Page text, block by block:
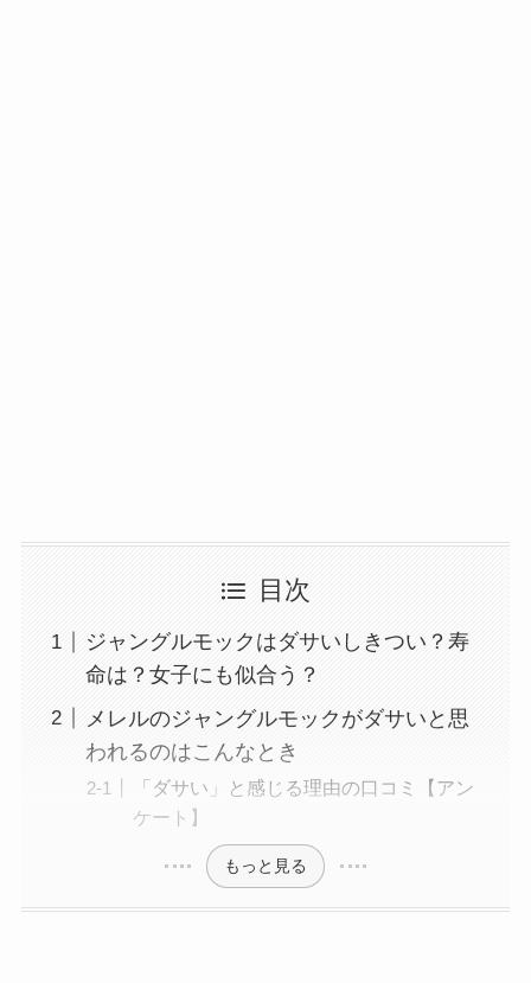
目次
ジャングルモックはダサいしきつい？寿
命は？女子にも似合う？
メレルのジャングルモックがダサいと思
われるのはこんなとき
「ダサい」と感じる理由の口コミ【アン
ケート】
もっと見る